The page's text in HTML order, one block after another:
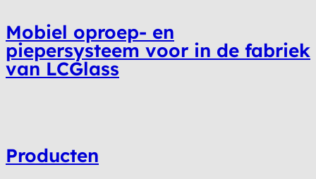
Mobiel oproep- en
piepersysteem voor in de fabriek
van LCGlass
Producten